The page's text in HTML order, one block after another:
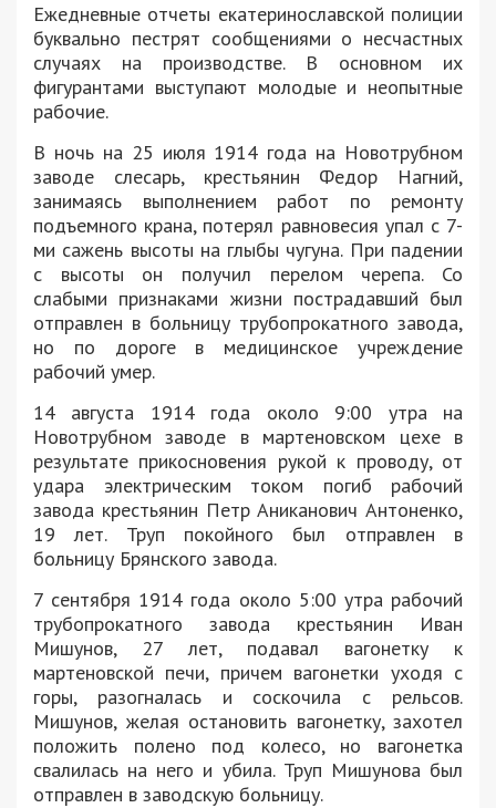
Ежедневные отчеты екатеринославской полиции
буквально пестрят сообщениями о несчастных
случаях на производстве. В основном их
фигурантами выступают молодые и неопытные
рабочие.
В ночь на 25 июля 1914 года на Новотрубном
заводе слесарь, крестьянин Федор Нагний,
занимаясь выполнением работ по ремонту
подъемного крана, потерял равновесия упал с 7-
ми сажень высоты на глыбы чугуна. При падении
с высоты он получил перелом черепа. Со
слабыми признаками жизни пострадавший был
отправлен в больницу трубопрокатного завода,
но по дороге в медицинское учреждение
рабочий умер.
14 августа 1914 года около 9:00 утра на
Новотрубном заводе в мартеновском цехе в
результате прикосновения рукой к проводу, от
удара электрическим током погиб рабочий
завода крестьянин Петр Аниканович Антоненко,
19 лет. Труп покойного был отправлен в
больницу Брянского завода.
7 сентября 1914 года около 5:00 утра рабочий
трубопрокатного завода крестьянин Иван
Мишунов, 27 лет, подавал вагонетку к
мартеновской печи, причем вагонетки уходя с
горы, разогналась и соскочила с рельсов.
Мишунов, желая остановить вагонетку, захотел
положить полено под колесо, но вагонетка
свалилась на него и убила. Труп Мишунова был
отправлен в заводскую больницу.